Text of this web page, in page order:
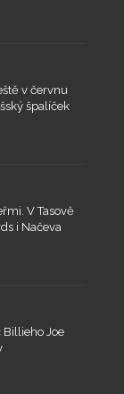
v červnu
špalíček
V Tasově
i Načeva
Joe